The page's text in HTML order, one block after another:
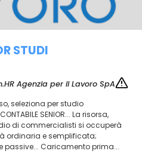
STUDI
Agenzia per il Lavoro SpA
seleziona per studio
SENIOR... La risorsa,
di commercialisti si occuperà
ordinaria e semplificata;
passive... Caricamento prima...